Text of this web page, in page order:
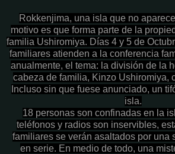
Rokkenjima, una isla que no
motivo es que forma parte de la
familia Ushiromiya. Días 4 y 5 de
familiares atienden a la conferencia
anualmente, el tema: la división de la
cabeza de familia, Kinzo Ushiromiya,
Incluso sin que fuese anunciado, un
isla.
18 personas son confinadas en la
teléfonos y radios son inservibles,
familiares se verán asaltados por una
en serie. En medio de todo, una